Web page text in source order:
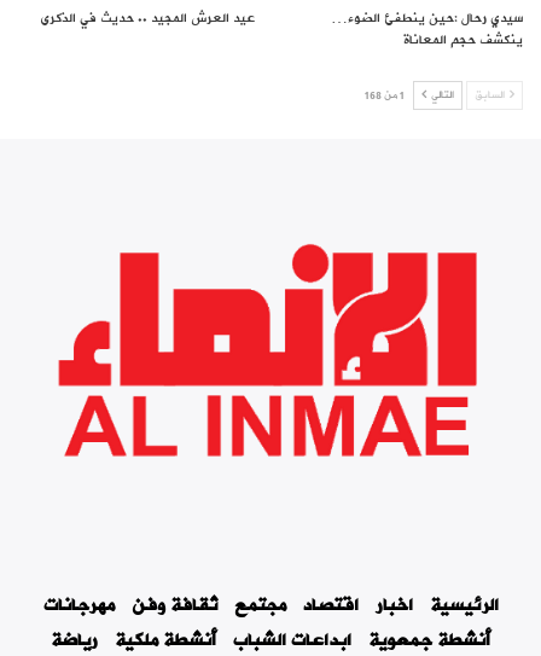
سيدي رحال :حين ينطفئ الضوء…
ينكشف حجم المعاناة
عيد العرش المجيد .. حديث في الذكرى
السابق التالي 1 من 168
الرئيسية اخبار اقتصاد مجتمع ثقافة وفن مهرجانات
أنشطة جمعوية ابداعات الشباب أنشطة ملكية رياضة